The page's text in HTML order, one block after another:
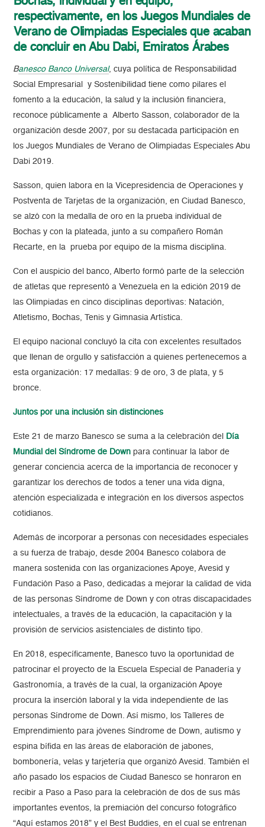
respectivamente, en los Juegos Mundiales de
Verano de Olimpiadas Especiales que acaban
de concluir en Abu Dabi, Emiratos Árabes
Banesco Banco Universal, cuya política de Responsabilidad
Social Empresarial y Sostenibilidad tiene como pilares el
fomento a la educación, la salud y la inclusión financiera,
reconoce públicamente a Alberto Sasson, colaborador de la
organización desde 2007, por su destacada participación en
los Juegos Mundiales de Verano de Olimpiadas Especiales Abu
Dabi 2019.
Sasson, quien labora en la Vicepresidencia de Operaciones y
Postventa de Tarjetas de la organización, en Ciudad Banesco,
se alzó con la medalla de oro en la prueba individual de
Bochas y con la plateada, junto a su compañero Román
Recarte, en la prueba por equipo de la misma disciplina.
Con el auspicio del banco, Alberto formó parte de la selección
de atletas que representó a Venezuela en la edición 2019 de
las Olimpiadas en cinco disciplinas deportivas: Natación,
Atletismo, Bochas, Tenis y Gimnasia Artística.
El equipo nacional concluyó la cita con excelentes resultados
que llenan de orgullo y satisfacción a quienes pertenecemos a
esta organización: 17 medallas: 9 de oro, 3 de plata, y 5
bronce.
Juntos por una inclusión sin distinciones
Este 21 de marzo Banesco se suma a la celebración del
Día
Mundial del Síndrome de Down para continuar la labor de
generar conciencia acerca de la importancia de reconocer y
garantizar los derechos de todos a tener una vida digna,
atención especializada e integración en los diversos aspectos
cotidianos.
Además de incorporar a personas con necesidades especiales
a su fuerza de trabajo, desde 2004 Banesco colabora de
manera sostenida con las organizaciones Apoye, Avesid y
Fundación Paso a Paso, dedicadas a mejorar la calidad de vida
de las personas Síndrome de Down y con otras discapacidades
intelectuales, a través de la educación, la capacitación y la
provisión de servicios asistenciales de distinto tipo.
En 2018, específicamente, Banesco tuvo la oportunidad de
patrocinar el proyecto de la Escuela Especial de Panadería y
Gastronomía, a través de la cual, la organización Apoye
procura la inserción laboral y la vida independiente de las
personas Síndrome de Down. Así mismo, los Talleres de
Emprendimiento para jóvenes Síndrome de Down, autismo y
espina bífida en las áreas de elaboración de jabones,
bombonería, velas y tarjetería que organizó Avesid. También el
año pasado los espacios de Ciudad Banesco se honraron en
recibir a Paso a Paso para la celebración de dos de sus más
importantes eventos, la premiación del concurso fotográfico
“Aquí estamos 2018” y el Best Buddies, en el cual se entrenan